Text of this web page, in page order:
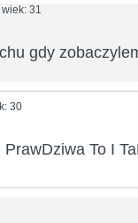
wiek: 31
gdy
30
To I